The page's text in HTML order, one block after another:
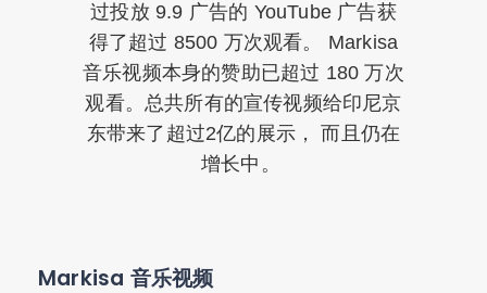
过投放 9.9 广告的 YouTube 广告获
得了超过 8500 万次观看。 Markisa
音乐视频本身的赞助已超过 180 万次
观看。总共所有的宣传视频给印尼京
东带来了超过2亿的展示，而且仍在
增长中。
Markisa 音乐视频